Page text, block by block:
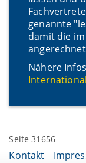
genannte
damit die
Nähere
Seite 31656
Kontakt